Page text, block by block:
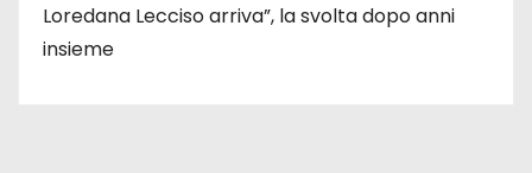
Loredana Lecciso arriva”, la svolta dopo anni
insieme